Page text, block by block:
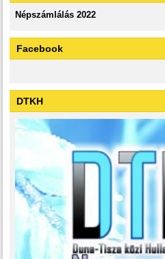
Népszámlálás 2022
Facebook
DTKH